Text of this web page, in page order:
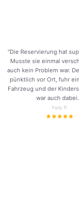
“Die Reservierung hat
Musste sie einmal
auch kein Problem war.
pünktlich vor Ort, fuhr
Fahrzeug und der
war auch
Yuriy P.